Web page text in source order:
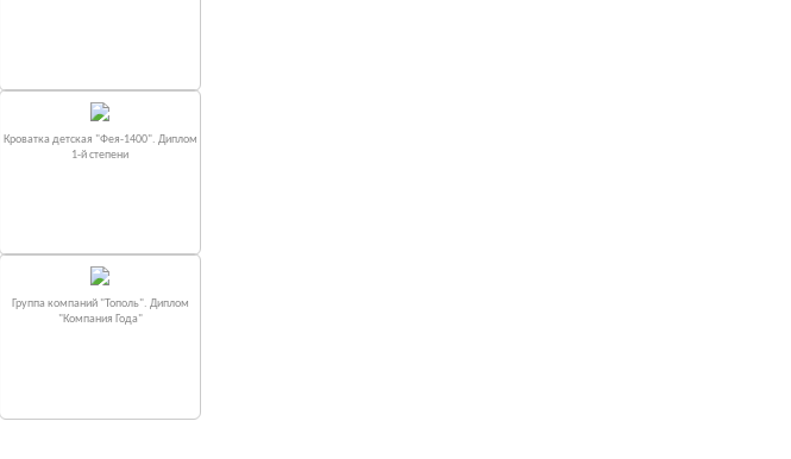
Кроватка детская "Фея-1400". Диплом
1-й степени
Группа компаний "Тополь". Диплом
"Компания Года"